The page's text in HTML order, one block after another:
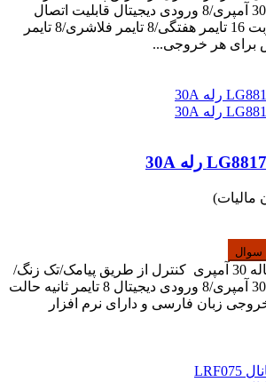
اندروید 8 خروجی رله 30 آمپری/8 ورودی دیجیتال قابلیت اتصال
چهار سنسور دما/رطوبت 16 تایمر هفتگی/8 تایمر فلاشری/8 تایمر
برای هر خروجی...
مالیات)
خرید رله پیامکی 8 کاناله 30 آمپری کنترل از طریق پیامک/تک زنگ/
اندروید 8 خروجی رله 30 آمپری/8 ورودی دیجیتال 8 تایمر ثانیه حالت
زبان فارسی و دارای نرم افزار